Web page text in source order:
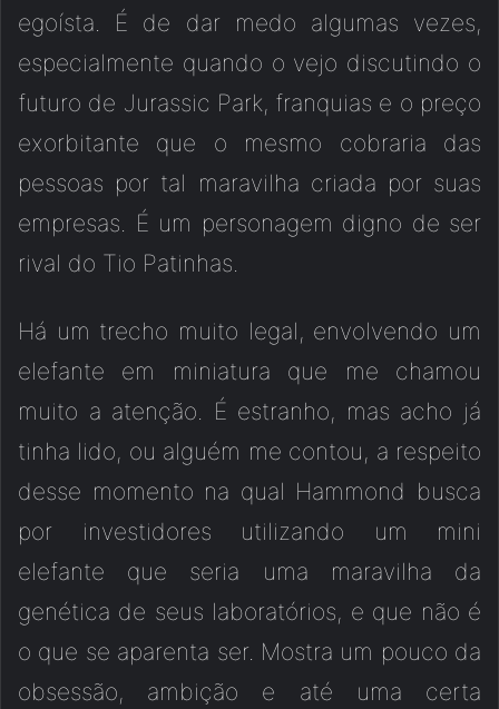
egoísta. É de dar medo algumas vezes,
especialmente quando o vejo discutindo o
futuro de Jurassic Park, franquias e o preço
exorbitante que o mesmo cobraria das
pessoas por tal maravilha criada por suas
empresas. É um personagem digno de ser
rival do Tio Patinhas.
Há um trecho muito legal, envolvendo um
elefante em miniatura que me chamou
muito a atenção. É estranho, mas acho já
tinha lido, ou alguém me contou, a respeito
desse momento na qual Hammond busca
por investidores utilizando um mini
elefante que seria uma maravilha da
genética de seus laboratórios, e que não é
o que se aparenta ser. Mostra um pouco da
obsessão, ambição e até uma certa